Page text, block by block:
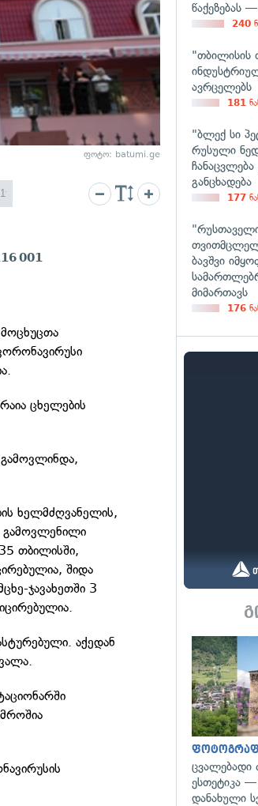
ფოტო: batumi.ge
001
ცხელების
ხელმძღვანელის,
გამოვლენილი
თბილისში,
შიდა
ჯავახეთში 3
აქედან
წაქეზებას
240
"თბილისის
ავრცელებს
181
"ბლექ სი
რუსული
განცხადება
177
ბავშვი
მიმართავს
176
ესთეტიკა
დანახული